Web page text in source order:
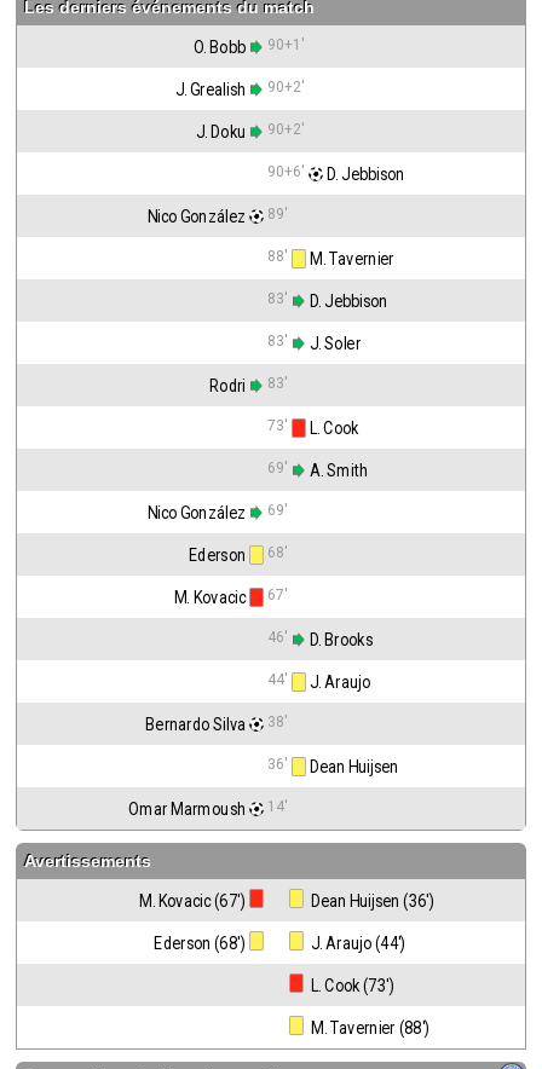
Les derniers événements du match
O. Bobb 90+1'
J. Grealish 90+2'
J. Doku 90+2'
90+6' D. Jebbison
Nico González 89'
88' M. Tavernier
83' D. Jebbison
83' J. Soler
Rodri 83'
73' L. Cook
69' A. Smith
Nico González 69'
Ederson 68'
M. Kovacic 67'
46' D. Brooks
44' J. Araujo
Bernardo Silva 38'
36' Dean Huijsen
Omar Marmoush 14'
Avertissements
M. Kovacic (67') Dean Huijsen (36')
Ederson (68') J. Araujo (44')
L. Cook (73')
M. Tavernier (88')